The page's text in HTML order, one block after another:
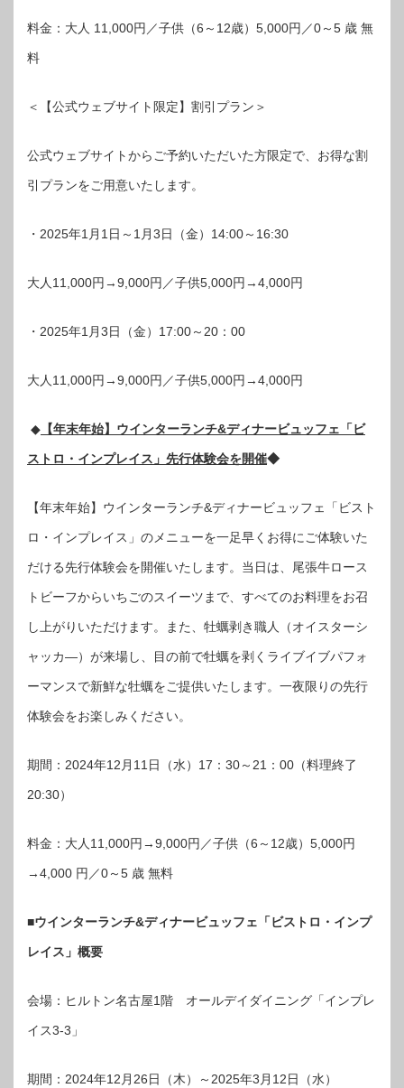
料金：大人 11,000円／子供（6～12歳）5,000円／0～5 歳 無
料
＜【公式ウェブサイト限定】割引プラン＞
公式ウェブサイトからご予約いただいた方限定で、お得な割
引プランをご用意いたします。
・2025年1月1日～1月3日（金）14:00～16:30
大人11,000円→9,000円／子供5,000円→4,000円
・2025年1月3日（金）17:00～20：00
大人11,000円→9,000円／子供5,000円→4,000円
◆ 【年末年始】ウインターランチ&ディナービュッフェ「ビ
ストロ・インプレイス」先行体験会を開催◆
【年末年始】ウインターランチ&ディナービュッフェ「ビスト
ロ・インプレイス」のメニューを一足早くお得にご体験いた
だける先行体験会を開催いたします。当日は、尾張牛ロース
トビーフからいちごのスイーツまで、すべてのお料理をお召
し上がりいただけます。また、牡蠣剥き職人（オイスターシ
ャッカ―）が来場し、目の前で牡蠣を剥くライブイブパフォ
ーマンスで新鮮な牡蠣をご提供いたします。一夜限りの先行
体験会をお楽しみください。
期間：2024年12月11日（水）17：30～21：00（料理終了
20:30）
料金：大人11,000円→9,000円／子供（6～12歳）5,000円
→4,000 円／0～5 歳 無料
■ウインターランチ&ディナービュッフェ「ビストロ・インプ
レイス」概要
会場：ヒルトン名古屋1階 オールデイダイニング「インプレ
イス3-3」
期間：2024年12月26日（木）～2025年3月12日（水）